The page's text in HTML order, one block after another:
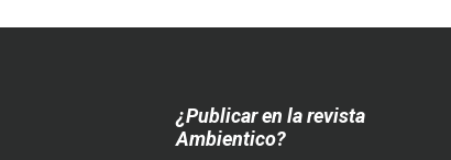
¿Publicar en la revista
Ambientico?